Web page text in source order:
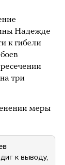
Надежде
к гибели
три
меры
к выводу,